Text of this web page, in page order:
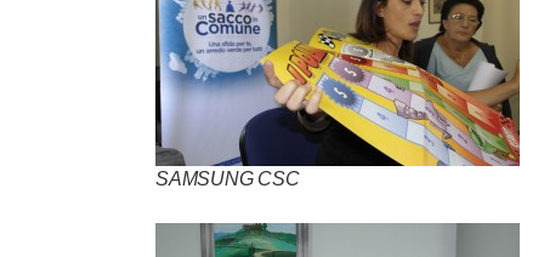
SAMSUNG CSC